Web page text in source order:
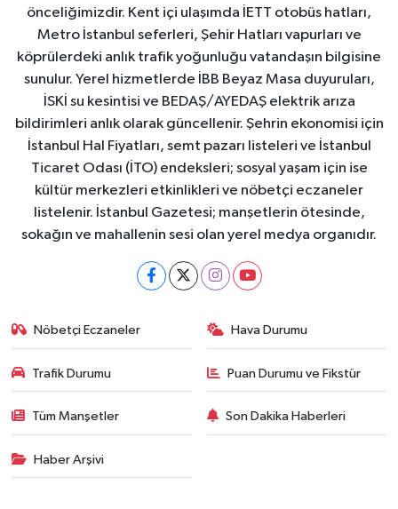
önceliğimizdir. Kent içi ulaşımda İETT otobüs hatları,
Metro İstanbul seferleri, Şehir Hatları vapurları ve
köprülerdeki anlık trafik yoğunluğu vatandaşın bilgisine
sunulur. Yerel hizmetlerde İBB Beyaz Masa duyuruları,
İSKİ su kesintisi ve BEDAŞ/AYEDAŞ elektrik arıza
bildirimleri anlık olarak güncellenir. Şehrin ekonomisi için
İstanbul Hal Fiyatları, semt pazarı listeleri ve İstanbul
Ticaret Odası (İTO) endeksleri; sosyal yaşam için ise
kültür merkezleri etkinlikleri ve nöbetçi eczaneler
listelenir. İstanbul Gazetesi; manşetlerin ötesinde,
sokağın ve mahallenin sesi olan yerel medya organıdır.
Nöbetçi Eczaneler Hava Durumu
Trafik Durumu Puan Durumu ve Fikstür
Tüm Manşetler Son Dakika Haberleri
Haber Arşivi